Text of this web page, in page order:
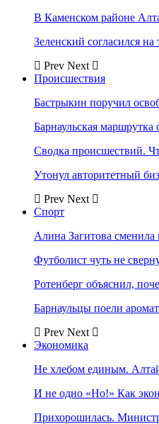
В Каменском районе
Зеленский согласился
Prev Next
Происшествия
Бастрыкин поручил
Барнаульская
Сводка происшествий.
Утонул авторитетный
Prev Next
Спорт
Алина Загитова
Футболист чуть не
Ротенберг объяснил,
Барнаульцы поели
Prev Next
Экономика
Не хлебом единым.
И не одно «Но!» Как
Прихорошилась.